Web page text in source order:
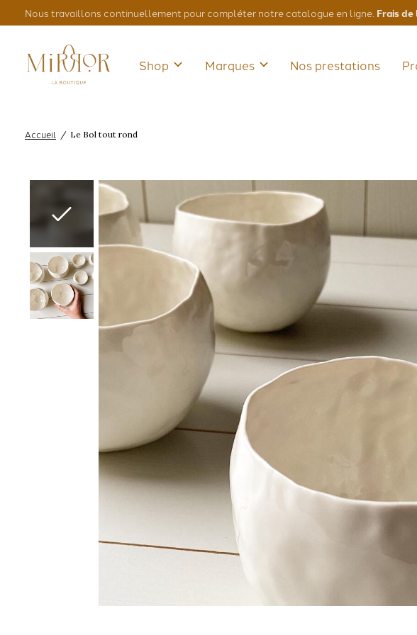
Nous travaillons continuellement pour compléter notre catalogue en ligne. Frais
Shop Marques Nos prestations
Accueil / Le Bol tout rond
Slideshow Items